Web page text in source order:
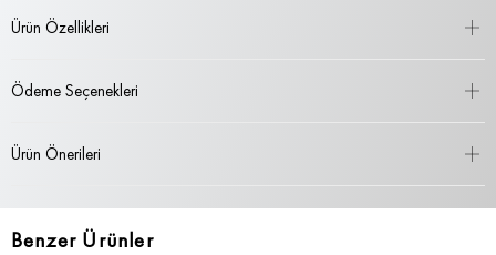
Ürün Özellikleri
Ödeme Seçenekleri
Ürün Önerileri
Benzer Ürünler